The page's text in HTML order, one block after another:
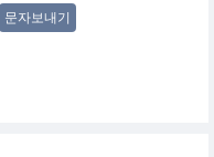
문자보내기